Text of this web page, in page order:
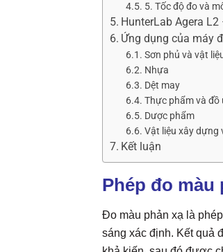
5. Tốc độ đo và
HunterLab Agera
Ứng dụng của máy
Sơn phủ và vật
Nhựa
Dệt may
Thực phẩm và đồ
Dược phẩm
Vật liệu xây dựng
Kết luận
Phép đo màu
Đo màu phản xạ là
sáng xác định. Kết quả